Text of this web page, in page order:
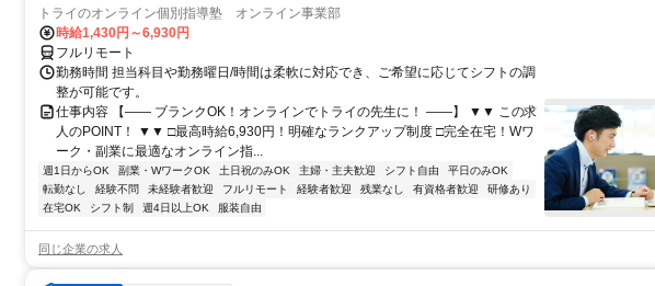
トライのオンライン個別指導塾 オンライン事業部
時給1,430円～6,930円
フルリモート
勤務時間 担当科目や勤務曜日/時間は柔軟に対応でき、ご希望に応じてシフトの調
整が可能です。
仕事内容 【―― ブランクOK！オンラインでトライの先生に！ ――】 ▼▼ この求
人のPOINT！ ▼▼ □最高時給6,930円！明確なランクアップ制度 □完全在宅！Wワ
ーク・副業に最適なオンライン指...
週1日からOK 副業・WワークOK 土日祝のみOK 主婦・主夫歓迎 シフト自由
平日のみOK
転勤なし
経験不問 未経験者歓迎 フルリモート 経験者歓迎 残業なし 有資格者歓迎
研修あり
在宅OK
シフト制 週4日以上OK 服装自由
同じ企業の求人